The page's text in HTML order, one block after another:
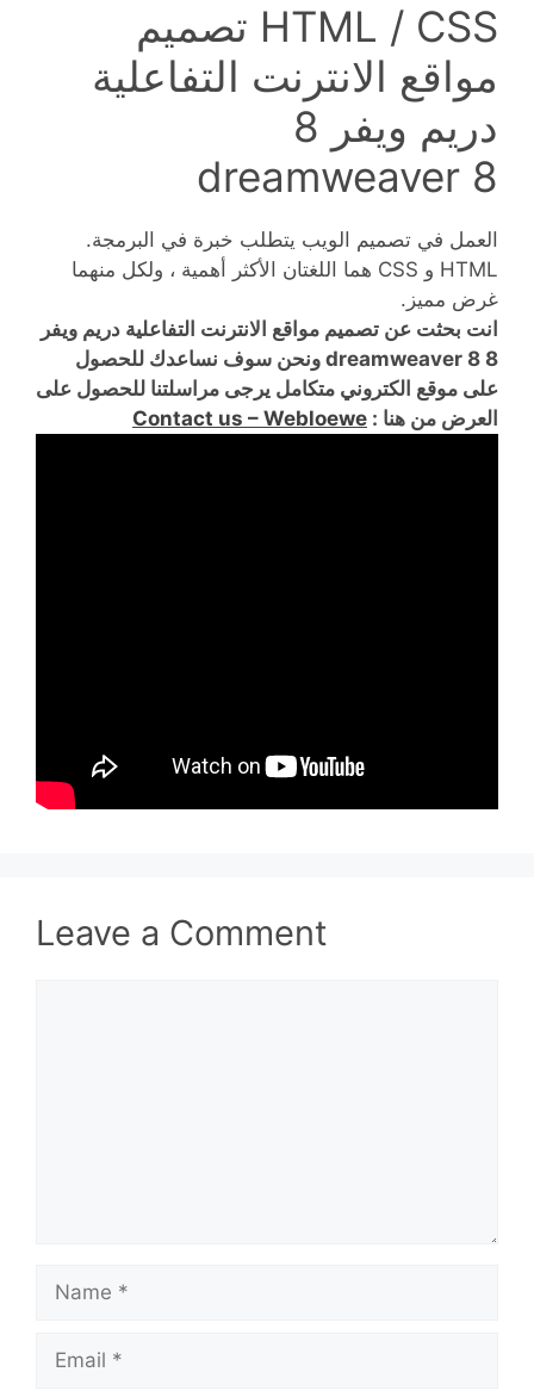
HTML / CSS تصميم
مواقع الانترنت التفاعلية
دريم ويفر 8
dreamweaver 8
العمل في تصميم الويب يتطلب خبرة في البرمجة.
HTML و CSS هما اللغتان الأكثر أهمية ، ولكل منهما
غرض مميز.
انت بحثت عن تصميم مواقع الانترنت التفاعلية دريم ويفر
8 dreamweaver 8 ونحن سوف نساعدك للحصول
على موقع الكتروني متكامل يرجى مراسلتنا للحصول على
العرض من هنا : Contact us – Webloewe
Leave a Comment
Name
Email